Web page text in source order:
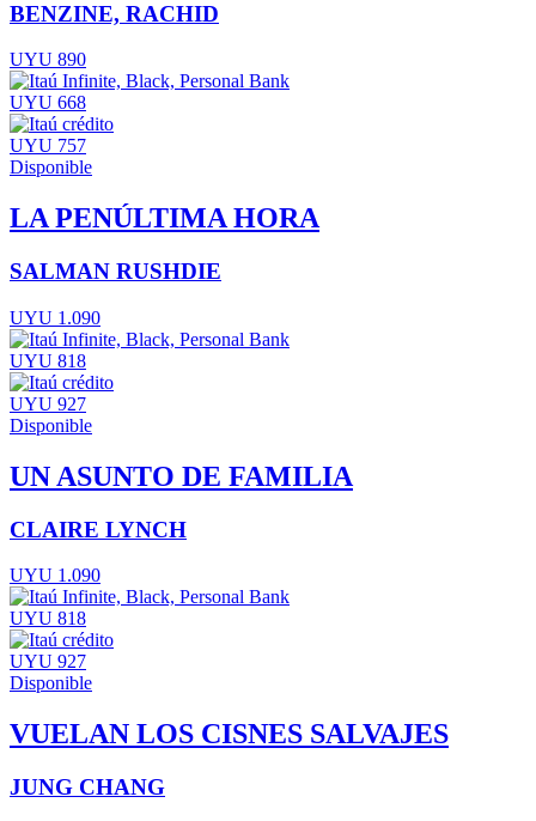
BENZINE, RACHID
UYU 890
UYU 668
UYU 757
Disponible
LA PENÚLTIMA HORA
SALMAN RUSHDIE
UYU 1.090
UYU 818
UYU 927
Disponible
UN ASUNTO DE FAMILIA
CLAIRE LYNCH
UYU 1.090
UYU 818
UYU 927
Disponible
VUELAN LOS CISNES SALVAJES
JUNG CHANG